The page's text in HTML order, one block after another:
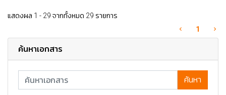
แสดงผล 1 - 29 จากทั้งหมด 29 รายการ
1
ค้นหาเอกสาร
ค้นหา